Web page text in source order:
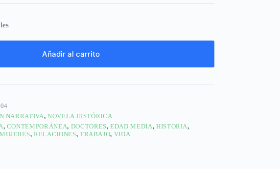
Añadir al carrito
NARRATIVA, NOVELA HISTÓRICA
, CONTEMPORÁNEA, DOCTORES,EDAD MEDIA, HISTORIA,
MUJERES,RELACIONES, TRABAJO, VIDA